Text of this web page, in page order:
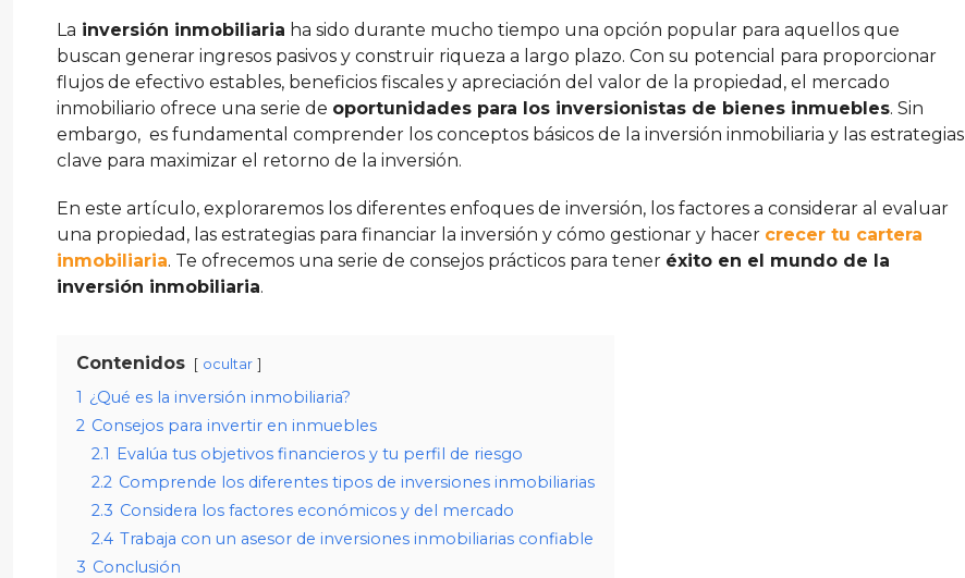
La inversión inmobiliaria ha sido durante mucho tiempo una opción popular para aquellos que
buscan generar ingresos pasivos y construir riqueza a largo plazo. Con su potencial para proporcionar
flujos de efectivo estables, beneficios fiscales y apreciación del valor de la propiedad, el mercado
inmobiliario ofrece una serie de oportunidades para los inversionistas de bienes inmuebles. Sin
embargo, es fundamental comprender los conceptos básicos de la inversión inmobiliaria y las estrategias
clave para maximizar el retorno de la inversión.
En este artículo, exploraremos los diferentes enfoques de inversión, los factores a considerar al evaluar
una propiedad, las estrategias para financiar la inversión y cómo gestionar y hacer crecer tu cartera
inmobiliaria. Te ofrecemos una serie de consejos prácticos para tener éxito en el mundo de la
inversión inmobiliaria.
Contenidos ocultar
1 ¿Qué es la inversión inmobiliaria?
2 Consejos para invertir en inmuebles
2.1 Evalúa tus objetivos financieros y tu perfil de riesgo
2.2 Comprende los diferentes tipos de inversiones inmobiliarias
2.3 Considera los factores económicos y del mercado
2.4 Trabaja con un asesor de inversiones inmobiliarias confiable
3 Conclusión